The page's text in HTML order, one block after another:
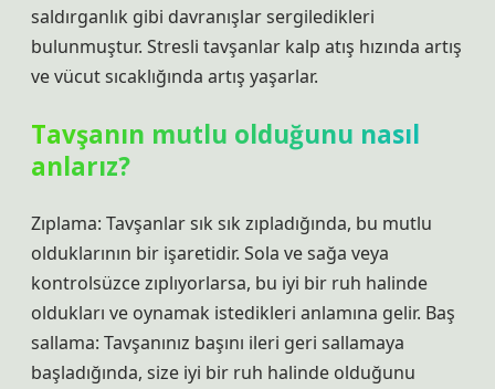
saldırganlık gibi davranışlar sergiledikleri
bulunmuştur. Stresli tavşanlar kalp atış hızında artış
ve vücut sıcaklığında artış yaşarlar.
Tavşanın mutlu olduğunu nasıl
anlarız?
Zıplama: Tavşanlar sık ​​sık zıpladığında, bu mutlu
olduklarının bir işaretidir. Sola ve sağa veya
kontrolsüzce zıplıyorlarsa, bu iyi bir ruh halinde
oldukları ve oynamak istedikleri anlamına gelir. Baş
sallama: Tavşanınız başını ileri geri sallamaya
başladığında, size iyi bir ruh halinde olduğunu